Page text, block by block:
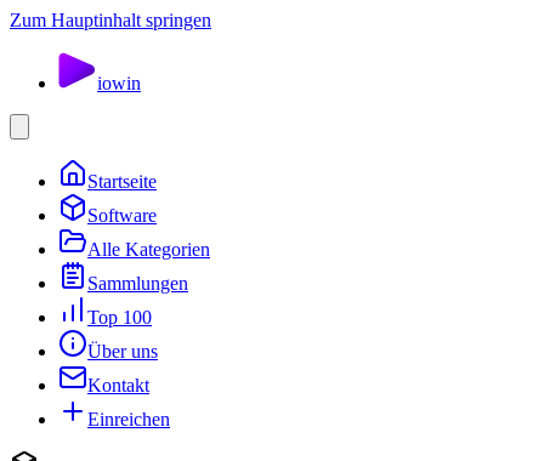
Zum Hauptinhalt springen
iowin
Startseite
Software
Alle Kategorien
Sammlungen
Top 100
Über uns
Kontakt
Einreichen